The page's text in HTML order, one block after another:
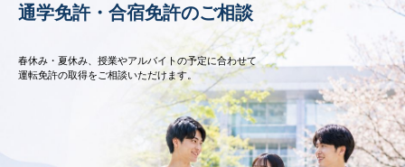
通学免許・合宿免許のご相談
春休み・夏休み、授業やアルバイトの予定に合わせて
運転免許の取得をご相談いただけます。